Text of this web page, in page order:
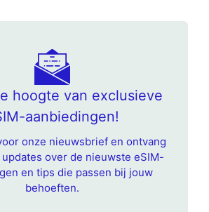
hoogte van exclusieve
aanbiedingen!
onze nieuwsbrief en ontvang
over de nieuwste eSIM-
en tips die passen bij jouw
behoeften.